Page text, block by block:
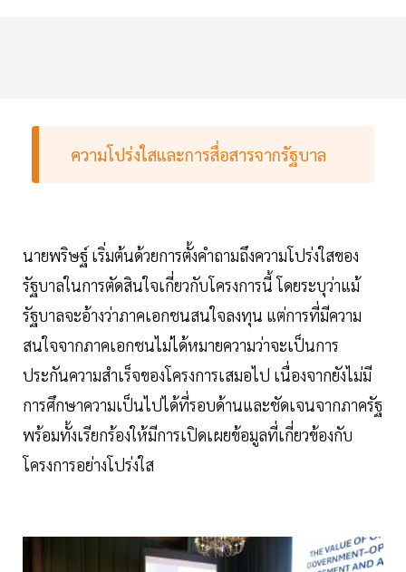
ความโปร่งใสและการสื่อสารจากรัฐบาล
นายพริษฐ์ เริ่มต้นด้วยการตั้งคำถามถึงความโปร่งใสของ
รัฐบาลในการตัดสินใจเกี่ยวกับโครงการนี้ โดยระบุว่าแม้
รัฐบาลจะอ้างว่าภาคเอกชนสนใจลงทุน แต่การที่มีความ
สนใจจากภาคเอกชนไม่ได้หมายความว่าจะเป็นการ
ประกันความสำเร็จของโครงการเสมอไป เนื่องจากยังไม่มี
การศึกษาความเป็นไปได้ที่รอบด้านและชัดเจนจากภาครัฐ
พร้อมทั้งเรียกร้องให้มีการเปิดเผยข้อมูลที่เกี่ยวข้องกับ
โครงการอย่างโปร่งใส